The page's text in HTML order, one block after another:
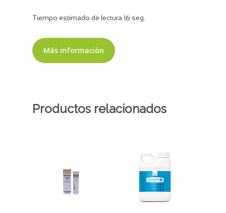
Tiempo estimado de lectura 16 seg.
Más información
Productos relacionados